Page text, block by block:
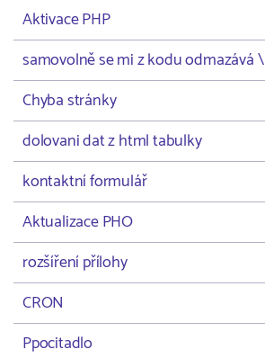
Aktivace PHP
samovolně se mi z kodu odmazává \
Chyba stránky
dolovani dat z html tabulky
kontaktní formulář
Aktualizace PHO
rozšíření přílohy
CRON
Ppocitadlo